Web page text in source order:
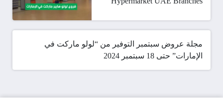
مجلة عروض سبتمبر التوفير من “لولو ماركت في
الإمارات” حتى 18 سبتمبر 2024